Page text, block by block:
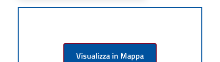
Visualizza in Mappa